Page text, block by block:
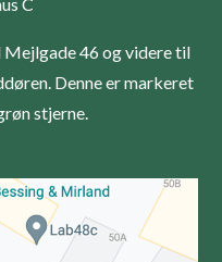
46 og videre til
Denne er markeret
stjerne.